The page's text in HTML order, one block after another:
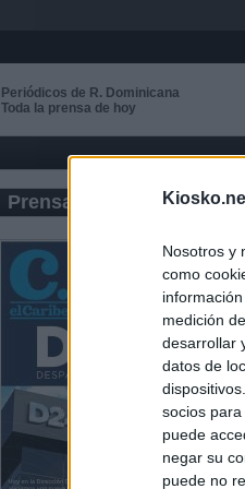
Nosotros y
como
medición
desarrollar
datos de
socios
puede
negar su
puede no
Periódicos de R. Dominicana
Toda la prensa de hoy
Prensa de Información